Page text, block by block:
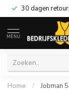
30 dagen
MENU
Home / Jobman